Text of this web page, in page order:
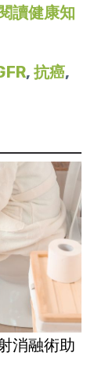
讀健康知
, 抗癌,
消融術助